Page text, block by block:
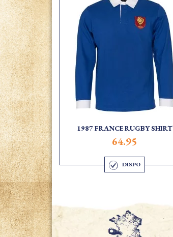
1987 FRANCE RUGBY SHIRT
64.95
DISPO